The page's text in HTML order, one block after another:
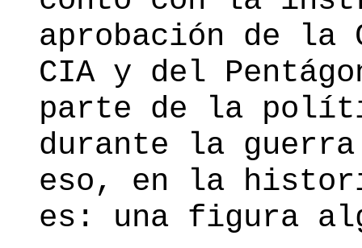
aprobación de la
CIA y del
parte de la
durante la
eso, en la
es: una figura